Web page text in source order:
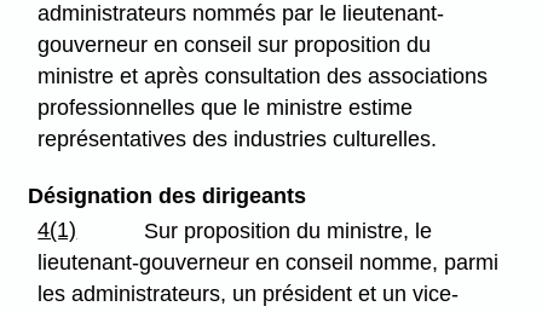
administrateurs nommés par le lieutenant-
gouverneur en conseil sur proposition du
ministre et après consultation des associations
professionnelles que le ministre estime
représentatives des industries culturelles.
Désignation des dirigeants
4(1)
Sur proposition du ministre, le
lieutenant-gouverneur en conseil nomme, parmi
les administrateurs, un président et un vice-